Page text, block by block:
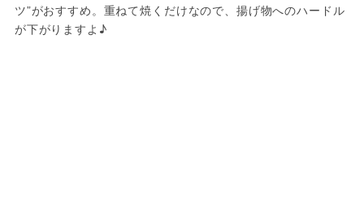
ツ”がおすすめ。重ねて焼くだけなので、揚げ物へのハードル
が下がりますよ♪